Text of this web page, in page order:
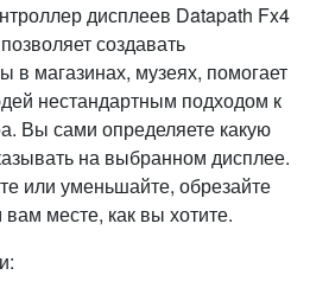
дисплеев Datapath Fx4
создавать
в магазинах, музеях, помогает
нестандартным подходом к
Вы сами определяете какую
на выбранном дисплее.
или уменьшайте, обрезайте
месте, как вы хотите.